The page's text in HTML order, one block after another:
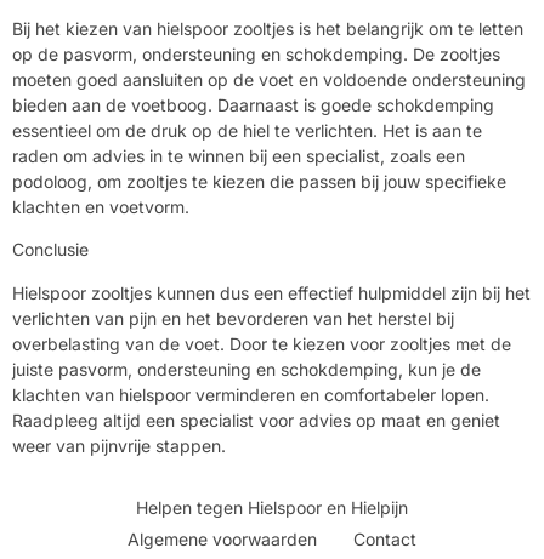
Bij het kiezen van hielspoor zooltjes is het belangrijk om te letten
op de pasvorm, ondersteuning en schokdemping. De zooltjes
moeten goed aansluiten op de voet en voldoende ondersteuning
bieden aan de voetboog. Daarnaast is goede schokdemping
essentieel om de druk op de hiel te verlichten. Het is aan te
raden om advies in te winnen bij een specialist, zoals een
podoloog, om zooltjes te kiezen die passen bij jouw specifieke
klachten en voetvorm.
Conclusie
Hielspoor zooltjes kunnen dus een effectief hulpmiddel zijn bij het
verlichten van pijn en het bevorderen van het herstel bij
overbelasting van de voet. Door te kiezen voor zooltjes met de
juiste pasvorm, ondersteuning en schokdemping, kun je de
klachten van hielspoor verminderen en comfortabeler lopen.
Raadpleeg altijd een specialist voor advies op maat en geniet
weer van pijnvrije stappen.
Helpen tegen Hielspoor en Hielpijn
Algemene voorwaarden
Contact